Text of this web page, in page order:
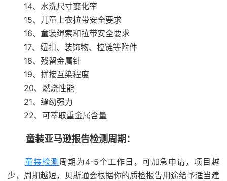
14、水洗尺寸变化率
15、儿童上衣拉带安全要求
16、童装绳索和拉带安全要求
17、纽扣、装饰物、拉链等附件
18、残留金属针
19、拼接互染程度
20、燃烧性能
21、缝纫强力
22、可萃取重金属含量
童装亚马逊报告检测周期：
童装检测周期为4-5个工作日，可加急申请，项目越
少，周期越短，贝斯通会根据你的质检报告用途给予适当建